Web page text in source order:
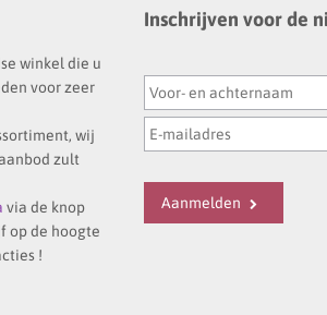
winkel die u
voor zeer
wij
zult
via de knop
op de hoogte
!
Inschrijven voor de
Aanmelden